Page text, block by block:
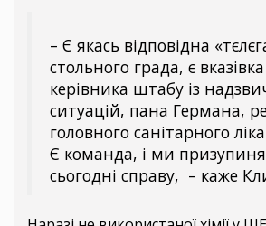
– Є якась відповідна
стольного града, є
керівника штабу із
ситуацій, пана Германа,
головного санітарного
Є команда, і ми
сьогодні справу, – каже